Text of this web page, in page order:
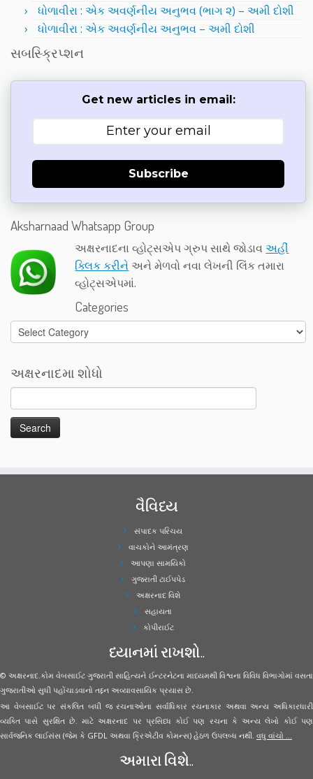
ધોળાવીરા : એક અવર્ણનીય અનુભવ (ભાગ ૨) – અમી દોશી
ધોળાવીરા : એક અવર્ણનીય અનુભવ – અમી દોશી
સબસ્ક્રિપ્શન
Get new articles in email:
Subscribe
Aksharnaad Whatsapp Group
અક્ષરનાદના વ્હોટ્સએપ ગ્રુપ સાથે જોડાવઅહીં
ક્લિક કરીને અને મેળવો નવા લેખની લિંક તમારા
વ્હોટ્સએપમાં.
Categories
Categories
અક્ષરનાદમા શોધો
વૈવિધ્ય
સંપાદક પરિચય
વાચકોને આમંત્રણ
આપણા સામયિકો
ગુજરાતી ટાઈપપેડ
અક્ષરનાદ વિશે
સહાયતા
કોપીરાઈટ
ધ્યાનમાં રાખશો..
© અક્ષરનાદ.કોમ વેબસાઈટ ગુજરાતી સાહિત્યને ઈન્ટરનેટના માધ્યમથી વિશ્વના વિવિધ વિભાગોમાં વસતા
ગુજરાતીઓ સુધી પહોંચાડવાનો તદ્દન અવ્યાવસાયિક પ્રયાસ છે.
આ વેબસાઈટ પર સંકલિત બધી જ રચનાઓના સર્વાધિકાર રચનાકાર અથવા અન્ય અધિકારધારી
વ્યક્તિ પાસે સુરક્ષિત છે. માટે અક્ષરનાદ પર પ્રસિધ્ધ કોઈ પણ રચના કે અન્ય લેખો કોઈ પણ
સાર્વજનિક લાઈસંસ (જેમ કે GFDL અથવા ક્રિએટીવ કોમન્સ) હેઠળ ઉપલબ્ધ નથી. વધુ વાંચો ...
અમારા વિશે..